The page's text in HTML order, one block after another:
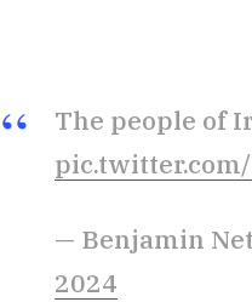
The people of
2024